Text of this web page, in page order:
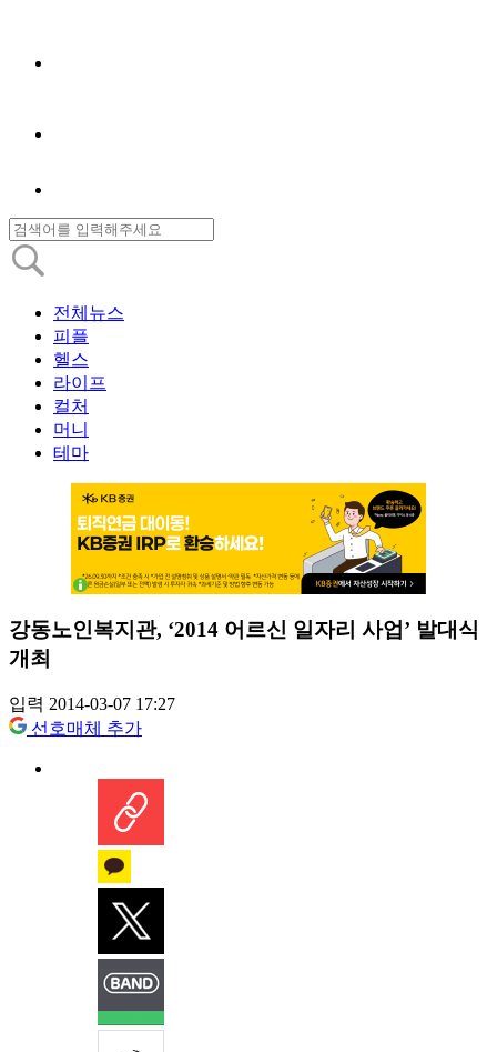
전체뉴스
피플
헬스
라이프
컬처
머니
테마
강동노인복지관, ‘2014 어르신 일자리 사업’ 발대식
개최
입력 2014-03-07 17:27
선호매체 추가